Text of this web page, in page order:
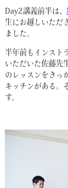
Day2講義前半は、
生にお越しいただ
ました。
半年前もインスト
いただいた佐藤先
のレッスンをきっ
キッチンがある。
す。